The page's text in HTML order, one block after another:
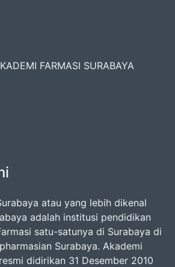
FARMASI SURABAYA
atau yang lebih dikenal
adalah institusi pendidikan
satu-satunya di Surabaya di
Surabaya. Akademi
didirikan 31 Desember 2010